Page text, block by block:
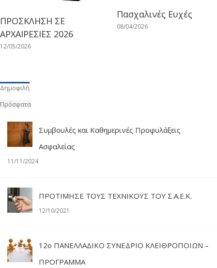
ΠΡΟΣΚΛΗΣΗ ΣΕ
ΑΡΧΑΙΡΕΣΙΕΣ 2026
12/05/2026
Πασχαλινές Ευχές
08/04/2026
Δημοφιλή
Πρόσφατα
Συμβουλές και Καθημερινές Προφυλάξεις
Ασφαλείας
11/11/2024
ΠΡΟΤΙΜΗΣΕ ΤΟΥΣ ΤΕΧΝΙΚΟΥΣ ΤΟΥ Σ.Α.Ε.Κ.
12/10/2021
12o ΠΑΝΕΛΛΑΔΙΚΟ ΣΥΝΕΔΡΙΟ ΚΛΕΙΘΡΟΠΟΙΩΝ –
ΠΡΟΓΡΑΜΜΑ